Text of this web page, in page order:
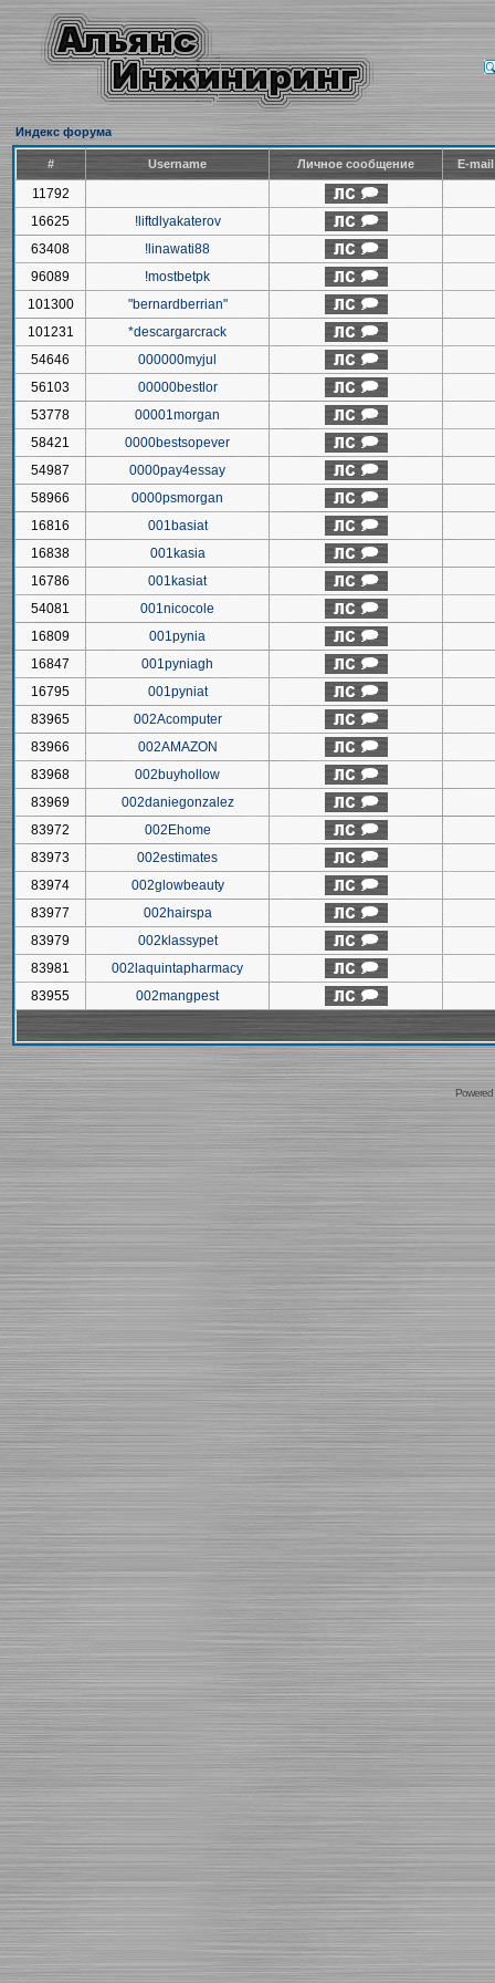
Индекс форума
# Username Личное сообщение E-
11792
16625
!liftdlyakaterov
63408
!linawati88
96089
!mostbetpk
101300
"bernardberrian"
101231
*descargarcrack
54646
000000myjul
56103
00000bestlor
53778
00001morgan
58421
0000bestsopever
54987
0000pay4essay
58966
0000psmorgan
16816
001basiat
16838
001kasia
16786
001kasiat
54081
001nicocole
16809
001pynia
16847
001pyniagh
16795
001pyniat
83965
002Acomputer
83966
002AMAZON
83968
002buyhollow
83969
002daniegonzalez
83972
002Ehome
83973
002estimates
83974
002glowbeauty
83977
002hairspa
83979
002klassypet
83981
002laquintapharmacy
83955
002mangpest